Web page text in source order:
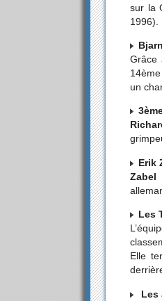
sur la
1996).
Grâce
un
Erik
Zabel
Les
Elle
Les